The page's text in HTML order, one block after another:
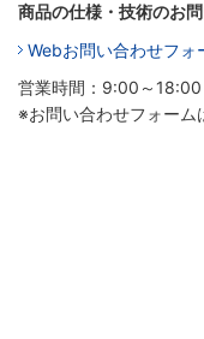
商品の仕様・技術のお
Webお問い合わせフォ
営業時間：9:00～18:00
※お問い合わせフォーム